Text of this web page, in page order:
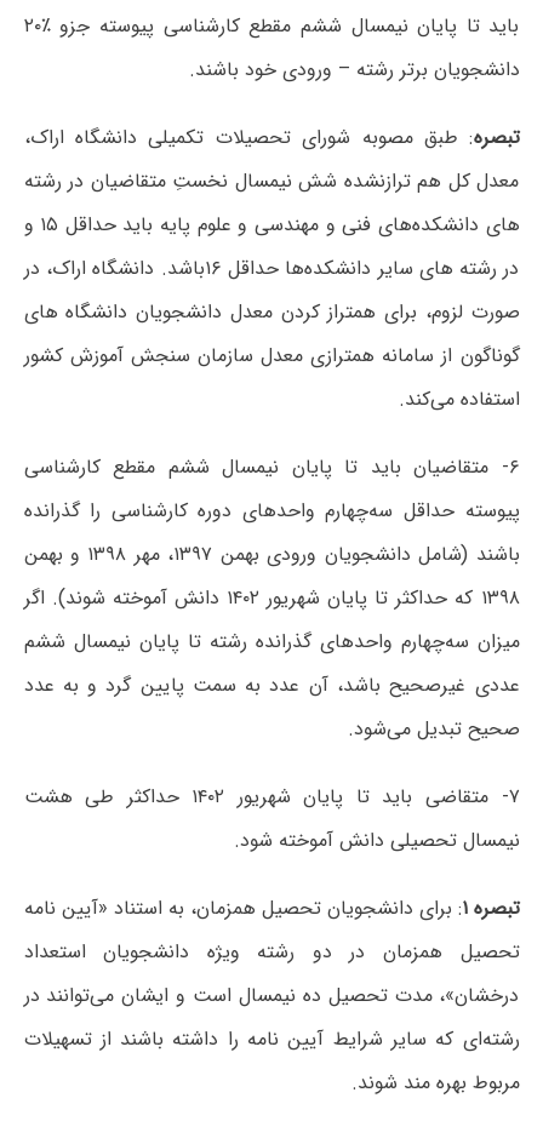
باید تا پایان نیمسال ششم مقطع کارشناسی پیوسته جزو ٪۲۰
دانشجویان برتر رشته – ورودی خود باشند.
تبصره: طبق مصوبه شورای تحصیلات تکمیلی دانشگاه اراک،
معدل کل هم ترازنشده شش نیمسال نخستِ متقاضیان در رشته
های دانشکده‌های فنی و مهندسی و علوم پایه باید حداقل ۱۵ و
در رشته های سایر دانشکده‌ها حداقل ۱۶باشد. دانشگاه اراک، در
صورت لزوم، برای همتراز کردن معدل دانشجویان دانشگاه های
گوناگون از سامانه همترازی معدل سازمان سنجش آموزش کشور
استفاده می‌کند.
۶- متقاضیان باید تا پایان نیمسال ششم مقطع کارشناسی
پیوسته حداقل سه‌چهارم واحدهای دوره کارشناسی را گذرانده
باشند (شامل دانشجویان ورودی بهمن ۱۳۹۷، مهر ۱۳۹۸ و بهمن
۱۳۹۸ که حداکثر تا پایان شهریور ۱۴۰۲ دانش آموخته شوند). اگر
میزان سه‌چهارم واحدهای گذرانده رشته تا پایان نیمسال ششم
عددی غیرصحیح باشد، آن عدد به سمت پایین گرد و به عدد
صحیح تبدیل می‌شود.
۷- متقاضی باید تا پایان شهریور ۱۴۰۲ حداکثر طی هشت
نیمسال تحصیلی دانش آموخته شود.
تبصره ۱ : برای دانشجویان تحصیل همزمان، به استناد «آیین نامه
تحصیل همزمان در دو رشته ویژه دانشجویان استعداد
درخشان»، مدت تحصیل ده نیمسال است و ایشان می‌توانند در
رشته‌ای که سایر شرایط آیین نامه را داشته باشند از تسهیلات
مربوط بهره مند شوند.